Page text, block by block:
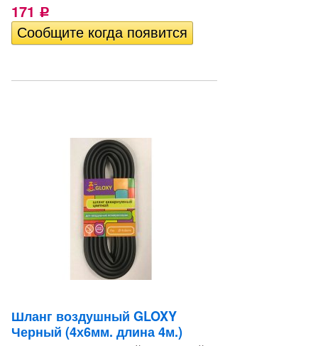
171 Р
Шланг воздушный GLOXY
Черный (4х6мм. длина 4м.)